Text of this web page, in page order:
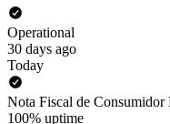
Operational
30 days ago
Today
Nota Fiscal de
100% uptime